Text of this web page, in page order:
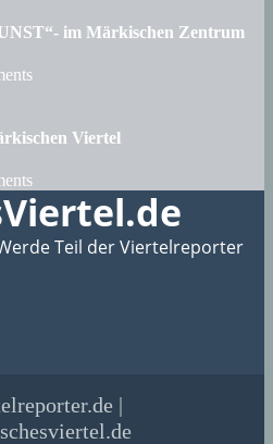
im Märkischen Zentrum
Viertel
Teil der Viertelreporter
|